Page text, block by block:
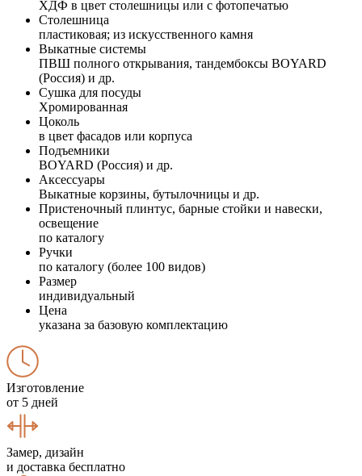
ХДФ в цвет столешницы или с фотопечатью
Столешница
пластиковая; из искусственного камня
Выкатные системы
ПВШ полного открывания, тандембоксы BOYARD
(Россия) и др.
Сушка для посуды
Хромированная
Цоколь
в цвет фасадов или корпуса
Подъемники
BOYARD (Россия) и др.
Аксессуары
Выкатные корзины, бутылочницы и др.
Пристеночный плинтус, барные стойки и навески,
освещение
по каталогу
Ручки
по каталогу (более 100 видов)
Размер
индивидуальный
Цена
указана за базовую комплектацию
Изготовление
от 5 дней
Замер, дизайн
и доставка бесплатно